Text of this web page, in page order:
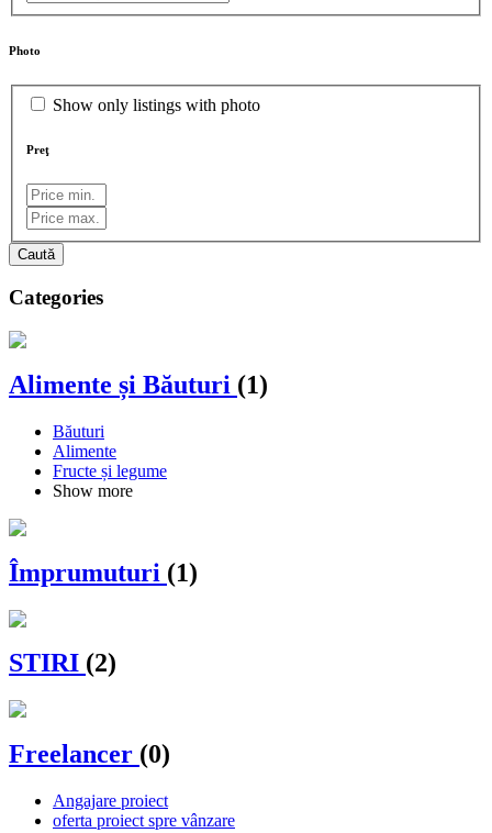
Photo
Show only listings with photo
Preţ
Caută
Categories
Alimente și Băuturi (1)
Băuturi
Alimente
Fructe și legume
Show more
Împrumuturi (1)
STIRI (2)
Freelancer (0)
Angajare proiect
oferta proiect spre vânzare